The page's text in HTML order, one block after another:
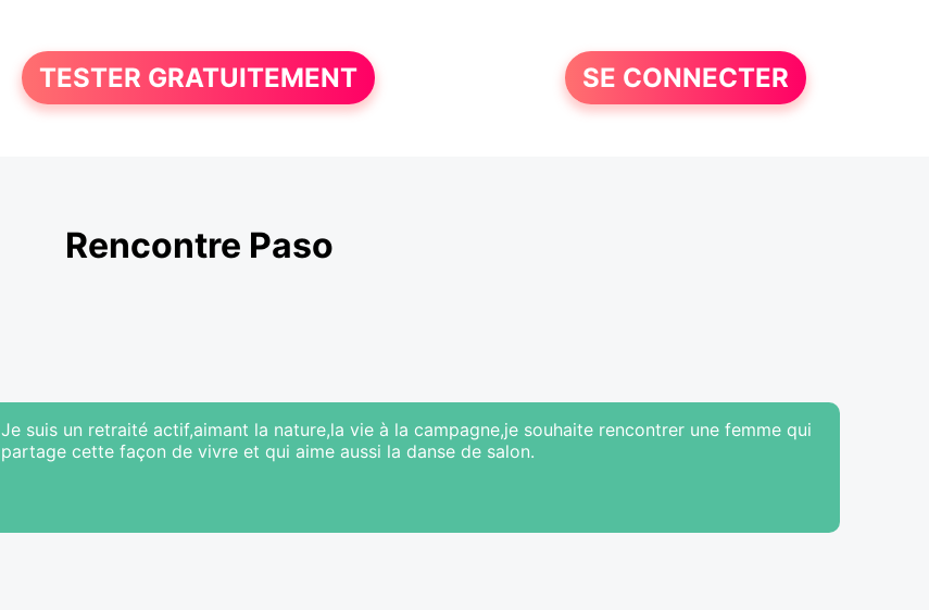
TESTER GRATUITEMENT SE CONNECTER
Rencontre Paso
Je suis un retraité actif,aimant la nature,la vie à la campagne,je souhaite rencontrer une femme qui
partage cette façon de vivre et qui aime aussi la danse de salon.